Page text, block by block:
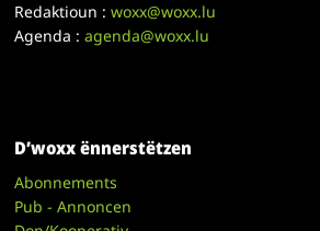
Redaktioun :woxx@woxx.lu
Agenda :agenda@woxx.lu
D’woxx ënnerstëtzen
Abonnements
Pub - Annoncen